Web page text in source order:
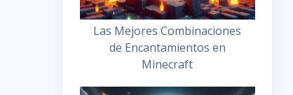
Las Mejores Combinaciones
de Encantamientos en
Minecraft